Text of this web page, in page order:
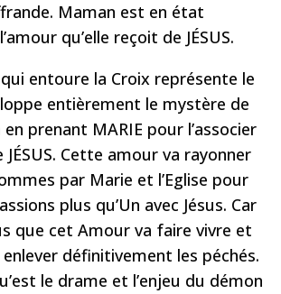
Maman est en état
qu’elle reçoit de JÉSUS.
entoure la Croix représente le
entièrement le mystère de
prenant MARIE pour l’associer
JÉSUS. Cette amour va rayonner
par Marie et l’Eglise pour
plus qu’Un avec Jésus. Car
que cet Amour va faire vivre et
enlever définitivement les péchés.
le drame et l’enjeu du démon